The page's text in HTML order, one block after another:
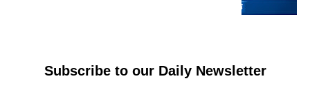
Subscribe to our Daily Newsletter